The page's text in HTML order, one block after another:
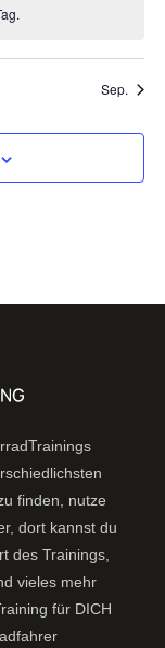
Sep.
finden, nutze
dort kannst du
des Trainings,
vieles mehr
für DICH